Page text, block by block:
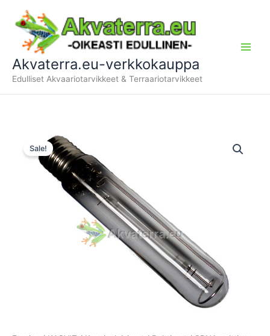
sisältöön
Akvaterra.eu-verkkokauppa
Edulliset Akvaariotarvikkeet & Terraariotarvikkeet
Sale!